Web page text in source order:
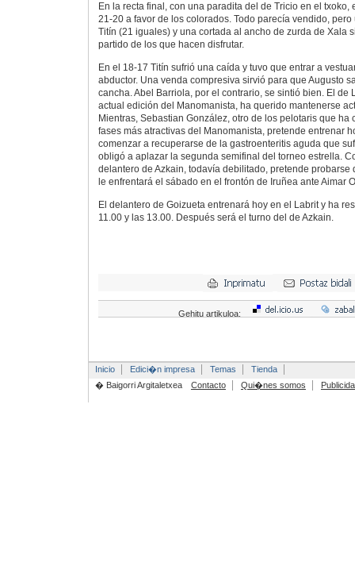
En la recta final, con una paradita del de Tricio en el
21-20 a favor de los colorados. Todo parecía vendido,
Titín (21 iguales) y una cortada al ancho de zurda de Xala
partido de los que hacen disfrutar.
En el 18-17 Titín sufrió una caída y tuvo que entrar a
abductor. Una venda compresiva sirvió para que Augusto
cancha. Abel Barriola, por el contrario, se sintió bien. El de
actual edición del Manomanista, ha querido mantenerse
Mientras, Sebastian González, otro de los pelotaris que ha
fases más atractivas del Manomanista, pretende entrenar
comenzar a recuperarse de la gastroenteritis aguda que
obligó a aplazar la segunda semifinal del torneo estrella.
delantero de Azkain, todavía debilitado, pretende probarse
le enfrentará el sábado en el frontón de Iruñea ante Aimar
El delantero de Goizueta entrenará hoy en el Labrit y ha
11.00 y las 13.00. Después será el turno del de Azkain.
Gehitu artikuloa:
Inicio Edici�n impresa Temas
Tienda
� Baigorri Argitaletxea
Contacto Qui�nes somos